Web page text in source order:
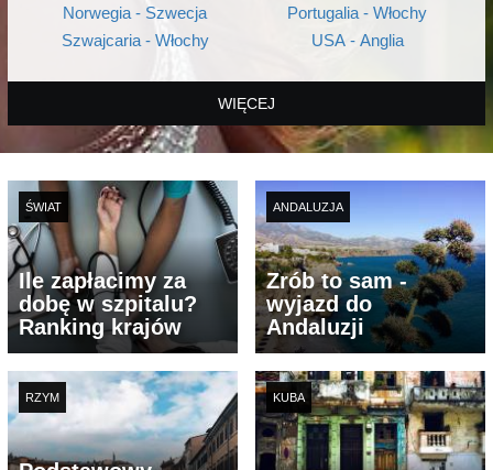
Norwegia - Szwecja
Szwajcaria - Włochy
Portugalia - Włochy
USA - Anglia
WIĘCEJ
ŚWIAT
Ile zapłacimy za
dobę w szpitalu?
Ranking krajów
ANDALUZJA
Zrób to sam -
wyjazd do
Andaluzji
RZYM KUBA